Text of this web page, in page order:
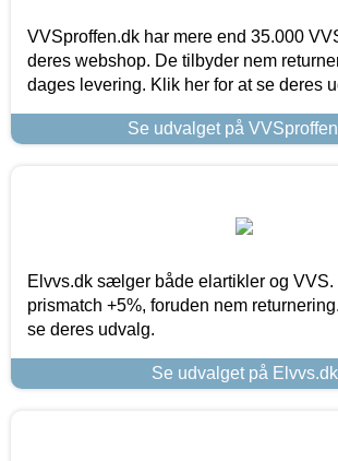
VVSproffen.dk har mere end 35.000
deres webshop. De tilbyder nem
dages levering. Klik her for at se deres
Se udvalget på
Elvvs.dk sælger både elartikler og VVS.
prismatch +5%, foruden nem
se deres udvalg.
Se udvalget på Elvvs.dk